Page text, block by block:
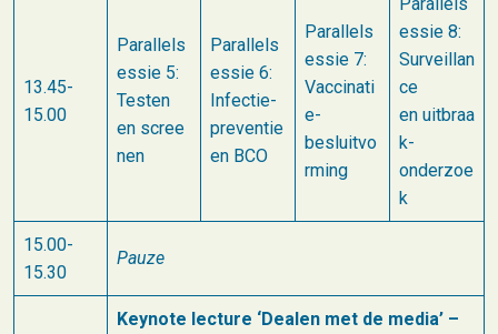
13.45-
15.00
Parallels
essie 5:
Testen
en scree
nen
Parallels
essie 6:
Infectie-
preventie
en BCO
Parallels
essie 7:​
Vaccinati
e-
besluitvo
rming
essie 8:
Surveillan
ce
en uitbraa
k-
onderzoe
k
15.00-
15.30
Pauze
Keynote lecture ‘Dealen met de media’ –